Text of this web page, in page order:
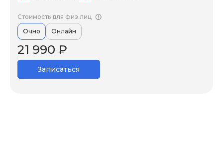
Стоимость для физ.лиц
Очно
Онлайн
21 990 ₽
Записаться